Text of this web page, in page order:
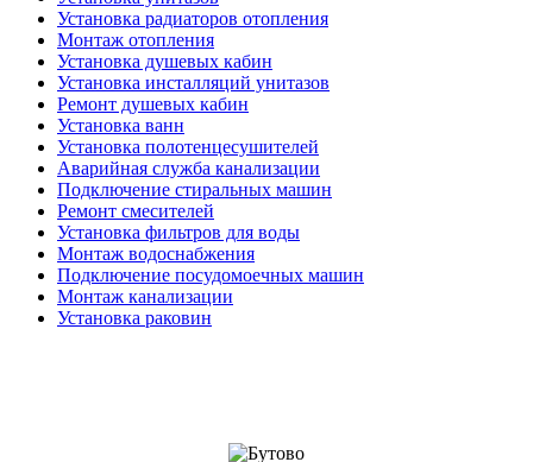
Установка радиаторов отопления
Монтаж отопления
Установка душевых кабин
Установка инсталляций унитазов
Ремонт душевых кабин
Установка ванн
Установка полотенцесушителей
Аварийная служба канализации
Подключение стиральных машин
Ремонт смесителей
Установка фильтров для воды
Монтаж водоснабжения
Подключение посудомоечных машин
Монтаж канализации
Установка раковин